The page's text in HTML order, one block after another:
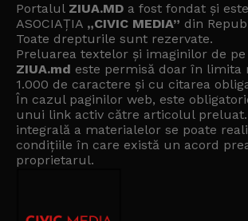
Portalul ZIUA.MD a fost fondat și
ASOCIAȚIA „CIVIC MEDIA” din
Toate drepturile sunt rezervate.
Preluarea textelor și imaginilor de pe
ZIUA.md este permisă doar în limita
1.000 de caractere și cu citarea
În cazul paginilor web, este
unui link activ către articolul preluat.
integrală a materialelor se poate
condițiile în care există un acord
proprietarul.